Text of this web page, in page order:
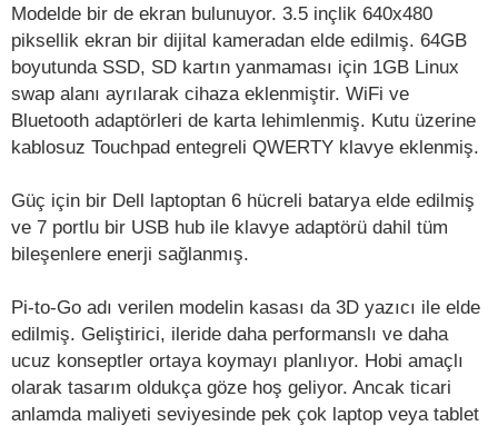
Modelde bir de ekran bulunuyor. 3.5 inçlik 640x480
piksellik ekran bir dijital kameradan elde edilmiş. 64GB
boyutunda SSD, SD kartın yanmaması için 1GB Linux
swap alanı ayrılarak cihaza eklenmiştir. WiFi ve
Bluetooth adaptörleri de karta lehimlenmiş. Kutu üzerine
kablosuz Touchpad entegreli QWERTY klavye eklenmiş.
Güç için bir Dell laptoptan 6 hücreli batarya elde edilmiş
ve 7 portlu bir USB hub ile klavye adaptörü dahil tüm
bileşenlere enerji sağlanmış.
Pi-to-Go adı verilen modelin kasası da 3D yazıcı ile elde
edilmiş. Geliştirici, ileride daha performanslı ve daha
ucuz konseptler ortaya koymayı planlıyor. Hobi amaçlı
olarak tasarım oldukça göze hoş geliyor. Ancak ticari
anlamda maliyeti seviyesinde pek çok laptop veya tablet